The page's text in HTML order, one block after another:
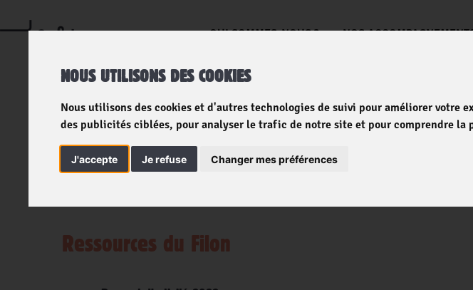
NOUS UTILISONS DES COOKIES
Nous utilisons des cookies et d'autres technologies de suivi pour améliorer votre
des publicités ciblées, pour analyser le trafic de notre site et pour comprendre la
J'accepte Je refuse Changer mes préférences
QUI SOMMES-NOUS ? NOS
Nos ressources
Ressources du Filon